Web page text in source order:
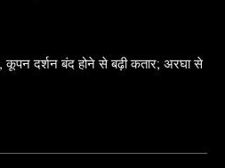
कूपन दर्शन बंद होने से बढ़ी कतार; अरघा से